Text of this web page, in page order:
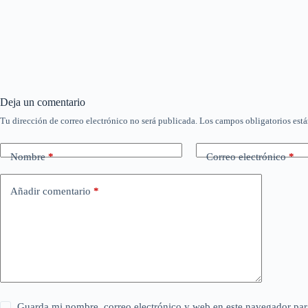
Deja un comentario
Tu dirección de correo electrónico no será publicada. Los campos obligatorios
Nombre* Correo electrónico*
Añadir comentario *